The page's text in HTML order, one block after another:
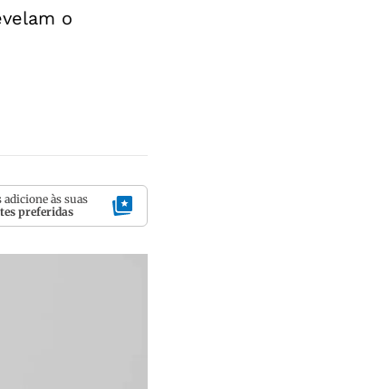
o
adicione às suas
preferidas